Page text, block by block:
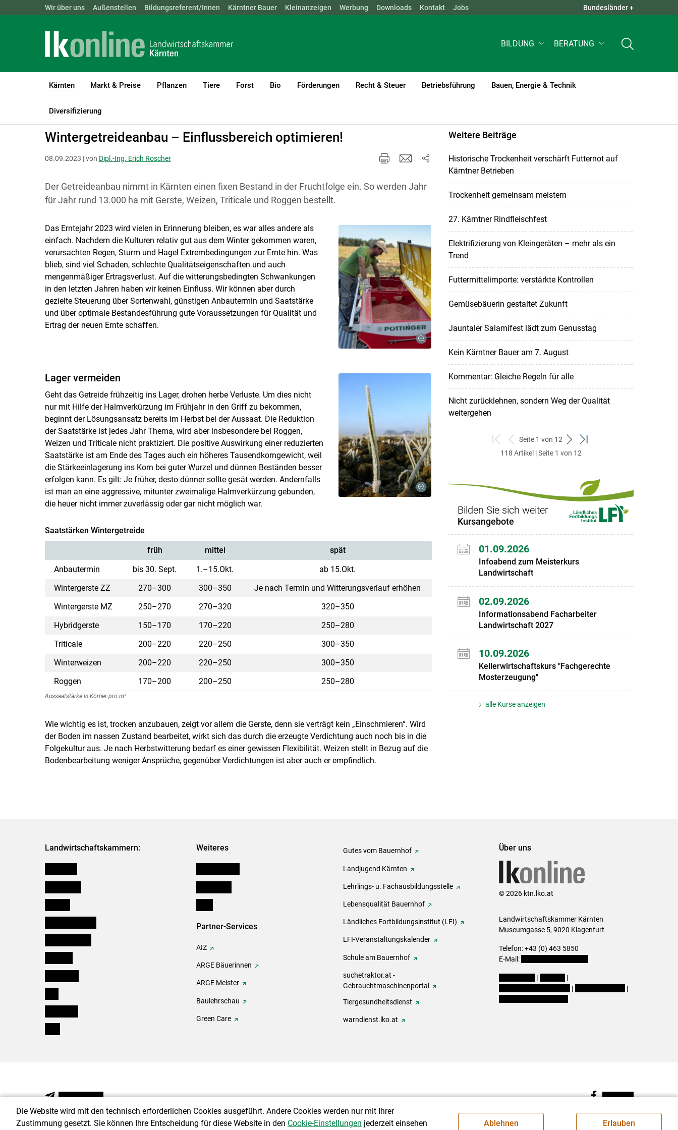
Skip to main content
Landwirtschaftskammern: ÖSTERREICH BGLD KTN NÖ OÖ SBG STMK TIROL VBG WIEN QUICK LINKS +
Wir über uns Außenstellen Bildungsreferent/Innen Kärntner Bauer Kleinanzeigen Werbung Downloads Kontakt Jobs Bundesländer +
BILDUNG BERATUNG
Kärnten
(current)1
Markt & Preise Pflanzen Tiere Forst Bio Förderungen Recht & Steuer Betriebsführung Bauen, Energie & Technik
Diversifizierung
LK Kärnten Kärnten
Wintergetreideanbau – Einflussbereich optimieren!
08.09.2023 | von Dipl.-Ing. Erich Roscher
Der Getreideanbau nimmt in Kärnten einen fixen Bestand in der Fruchtfolge ein. So werden Jahr
für Jahr rund 13.000 ha mit Gerste, Weizen, Triticale und Roggen bestellt.
Das Erntejahr 2023 wird vielen in Erinnerung bleiben, es war alles andere als
einfach. Nachdem die Kulturen relativ gut aus dem Winter gekommen waren,
verursachten Regen, Sturm und Hagel Extrembedingungen zur Ernte hin. Was
blieb, sind viel Schaden, schlechte Qualitätseigenschaften und auch
mengenmäßiger Ertragsverlust. Auf die witterungsbedingten Schwankungen
in den letzten Jahren haben wir keinen Einfluss. Wir können aber durch
gezielte Steuerung über Sortenwahl, günstigen Anbautermin und Saatstärke
und über optimale Bestandesführung gute Voraussetzungen für Qualität und
Ertrag der neuen Ernte schaffen.
Lager vermeiden
Geht das Getreide frühzeitig ins Lager, drohen herbe Verluste. Um dies nicht
nur mit Hilfe der Halmverkürzung im Frühjahr in den Griff zu bekommen,
beginnt der Lösungsansatz bereits im Herbst bei der Aussaat. Die Reduktion
der Saatstärke ist jedes Jahr Thema, wird aber insbesondere bei Roggen,
Weizen und Triticale nicht praktiziert. Die positive Auswirkung einer reduzierten
Saatstärke ist am Ende des Tages auch ein höheres Tausendkorngewicht, weil
die Stärkeeinlagerung ins Korn bei guter Wurzel und dünnen Beständen besser
erfolgen kann. Es gilt: Je früher, desto dünner sollte gesät werden. Andernfalls
ist man an eine aggressive, mitunter zweimalige Halmverkürzung gebunden,
die heuer nicht immer zuverlässig oder gar nicht möglich war.
Saatstärken Wintergetreide
früh mittel
spät
Anbautermin
bis 30. Sept. 1.–15.Okt.
ab 15.Okt.
Wintergerste ZZ
270–300 300–350
Je nach Termin und Witterungsverlauf erhöhen
Wintergerste MZ
250–270 270–320
320–350
Hybridgerste
150–170 170–220
250–280
Triticale
200–220 220–250
300–350
Winterweizen
200–220 220–250
300–350
Roggen
170–200 200–250 250–280
Aussaatstärke in Körner pro m²
Wie wichtig es ist, trocken anzubauen, zeigt vor allem die Gerste, denn sie verträgt kein „Einschmieren“. Wird
der Boden im nassen Zustand bearbeitet, wirkt sich das durch die erzeugte Verdichtung auch noch bis in die
Folgekultur aus. Je nach Herbstwitterung bedarf es einer gewissen Flexibilität. Weizen stellt in Bezug auf die
Bodenbearbeitung weniger Ansprüche, gegenüber Verdichtungen ist aber auch er empfindlich.
Weitere Beiträge
Historische Trockenheit verschärft Futternot auf
Kärntner Betrieben
Trockenheit gemeinsam meistern
27. Kärntner Rindfleischfest
Elektrifizierung von Kleingeräten – mehr als ein
Trend
Futtermittelimporte: verstärkte Kontrollen
Gemüsebäuerin gestaltet Zukunft
Jauntaler Salamifest lädt zum Genusstag
Kein Kärntner Bauer am 7. August
Kommentar: Gleiche Regeln für alle
Nicht zurücklehnen, sondern Weg der Qualität
weitergehen
zum
ersten
zurück
zum
Seite 1 von 12
weiter
zum
zum
118 Artikel | Seite 1 von 12
Bilden Sie sich weiter
Kursangebote
01.09.2026
Infoabend zum Meisterkurs
Landwirtschaft
02.09.2026
Informationsabend Facharbeiter
Landwirtschaft 2027
10.09.2026
Kellerwirtschaftskurs "Fachgerechte
Mosterzeugung"
alle Kurse anzeigen
Landwirtschaftskammern: Weiteres
Partner-Services
AIZ
ARGE Bäuerinnen
ARGE Meister
Baulehrschau
Green Care
Gutes vom Bauernhof
Landjugend Kärnten
Lehrlings- u. Fachausbildungsstelle
Lebensqualität Bauernhof
Ländliches Fortbildungsinstitut (LFI)
LFI-Veranstaltungskalender
Schule am Bauernhof
suchetraktor.at -
Gebrauchtmaschinenportal
Tiergesundheitsdienst
warndienst.lko.at
Über uns
© 2026 ktn.lko.at
Landwirtschaftskammer Kärnten
Museumgasse 5, 9020 Klagenfurt
Telefon: +43 (0) 463 5850
E-Mail:
|
|
|
|
NEWSLETTER Facebook
Die Website wird mit den technisch erforderlichen Cookies ausgeführt. Andere Cookies werden nur mit Ihrer
Zustimmung gesetzt. Sie können Ihre Entscheidung für diese Website in den Cookie-Einstellungen jederzeit einsehen Ablehnen Erlauben